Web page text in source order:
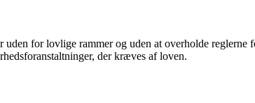
for lovlige rammer og uden at overholde
der kræves af loven.